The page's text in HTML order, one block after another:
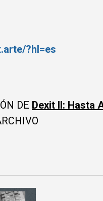
?hl=es
DE Dexit II: Hasta